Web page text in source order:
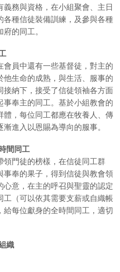
務與資格，在小組聚會、主日
各種信徒裝備訓練，及參與各種
的同工。
會員中還有一些基督徒，對主的
他生命的成熟，與生活、服事的
納下，接受了信徒領袖各方面
事奉主的同工。基於小組教會的
體，每位同工都應在牧養人、傳
進入以恩賜為導向的服事。
間同工
領門徒的榜樣，在信徒同工群
事奉的果子，得到信徒與教會領
心意，在主的呼召與聖靈的認定
工（可以依其需要支薪或自織帳
每位獻身的全時間同工，適切
織